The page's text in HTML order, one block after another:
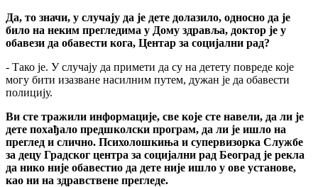
Да, то значи, у случају да је дете долазило, односно да је
било на неким прегледима у Дому здравља, доктор је у
обавези да обавести кога, Центар за социјални рад?
- Тако је. У случају да примети да су на детету повреде које
могу бити изазване насилним путем, дужан је да обавести
полицију.
Ви сте тражили информације, све које сте навели, да ли је
дете похађало предшколски програм, да ли је ишло на
преглед и слично. Психолошкиња и супервизорка Службе
за децу Градског центра за социјални рад Београд је рекла
да нико није обавестио да дете није ишло у ове установе,
као ни на здравствене прегледе.